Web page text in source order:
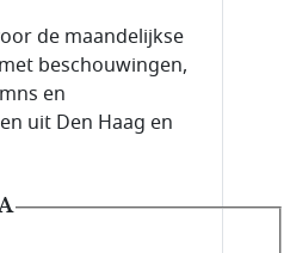
de abonnee.
de maandelijkse
beschouwingen,
en
uit Den Haag en